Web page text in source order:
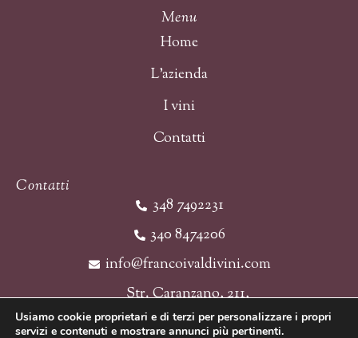
Menu
Home
L’azienda
I vini
Contatti
Contatti
348 7492231
340 8474206
info@francoivaldivini.com
Str. Caranzano, 211,
15016 Cassine AL
Usiamo cookie proprietari e di terzi per personalizzare i propri
servizi e contenuti e mostrare annunci più pertinenti.